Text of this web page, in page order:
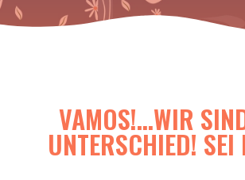
VAMOS!…WIR
UNTERSCHIED! SEI